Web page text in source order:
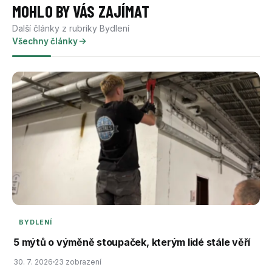
MOHLO BY VÁS ZAJÍMAT
Další články z rubriky Bydlení
Všechny články
BYDLENÍ
5 mýtů o výměně stoupaček, kterým lidé stále věří
30. 7. 2026 23 zobrazení